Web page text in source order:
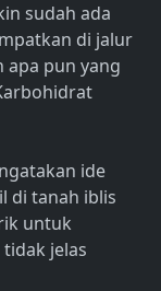
sudah ada
di jalur
apa pun yang
ide
di tanah iblis
untuk
jelas